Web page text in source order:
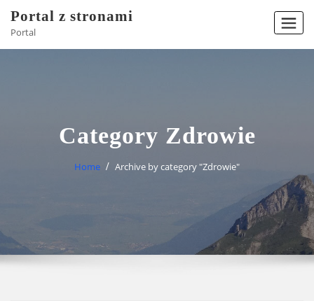
content
Portal z stronami
Portal
Category Zdrowie
Home Archive by category "Zdrowie"